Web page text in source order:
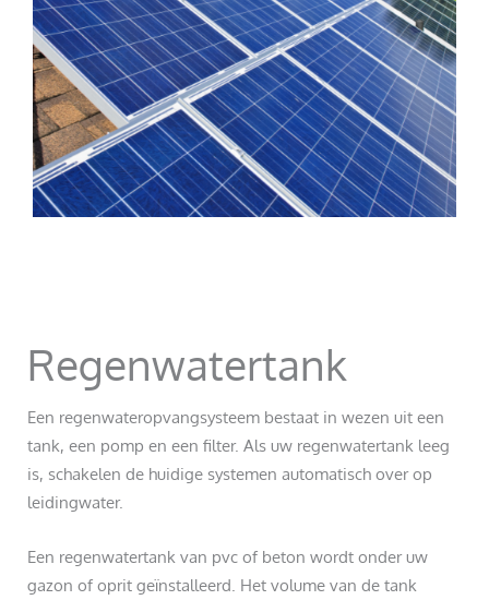
Regenwatertank
Een regenwateropvangsysteem bestaat in wezen uit een
tank, een pomp en een filter. Als uw regenwatertank leeg
is, schakelen de huidige systemen automatisch over op
leidingwater.
Een regenwatertank van pvc of beton wordt onder uw
gazon of oprit geïnstalleerd. Het volume van de tank